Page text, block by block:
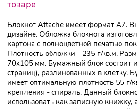
товаре
Блокнот Аttachе имеет формат А7.
дизайне. Обложка блокнота
картона с полноцветной печатью
Плотность обложки - 235 г/кв.м.
70х105 мм. Бумажный блок состоит
страниц), разлинованныx в клетку.
имеет оптимальную плотность 55 г/
крепления - спираль. Данный
использовать как записную книжку,